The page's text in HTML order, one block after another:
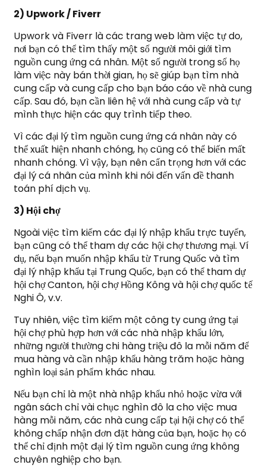
2) Upwork / Fiverr
Upwork và Fiverr là các trang web làm việc tự do,
nơi bạn có thể tìm thấy một số người môi giới tìm
nguồn cung ứng cá nhân. Một số người trong số họ
làm việc này bán thời gian, họ sẽ giúp bạn tìm nhà
cung cấp và cung cấp cho bạn báo cáo về nhà cung
cấp. Sau đó, bạn cần liên hệ với nhà cung cấp và tự
mình thực hiện các quy trình tiếp theo.
Vì các đại lý tìm nguồn cung ứng cá nhân này có
thể xuất hiện nhanh chóng, họ cũng có thể biến mất
nhanh chóng. Vì vậy, bạn nên cẩn trọng hơn với các
đại lý cá nhân của mình khi nói đến vấn đề thanh
toán phí dịch vụ.
3) Hội chợ
Ngoài việc tìm kiếm các đại lý nhập khẩu trực tuyến,
bạn cũng có thể tham dự các hội chợ thương mại. Ví
dụ, nếu bạn muốn nhập khẩu từ Trung Quốc và tìm
đại lý nhập khẩu tại Trung Quốc, bạn có thể tham dự
hội chợ Canton, hội chợ Hồng Kông và hội chợ quốc tế
Nghi Ô, v.v.
Tuy nhiên, việc tìm kiếm một công ty cung ứng tại
hội chợ phù hợp hơn với các nhà nhập khẩu lớn,
những người thường chi hàng triệu đô la mỗi năm để
mua hàng và cần nhập khẩu hàng trăm hoặc hàng
nghìn loại sản phẩm khác nhau.
Nếu bạn chỉ là một nhà nhập khẩu nhỏ hoặc vừa với
ngân sách chỉ vài chục nghìn đô la cho việc mua
hàng mỗi năm, các nhà cung cấp tại hội chợ có thể
không chấp nhận đơn đặt hàng của bạn, hoặc họ có
thể chỉ định một đại lý tìm nguồn cung ứng không
chuyên nghiệp cho bạn.